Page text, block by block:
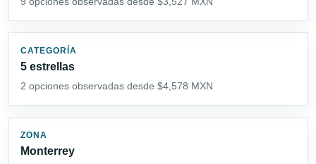
CATEGORÍA
5 estrellas
2 opciones observadas desde $4,578 MXN
ZONA
Monterrey